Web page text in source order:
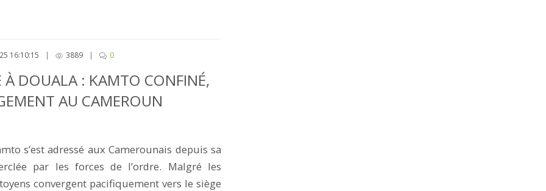
16:10:15 | 3889 | 0
DOUALA : KAMTO CONFINÉ,
AU CAMEROUN
s’est adressé aux Camerounais depuis sa
par les forces de l’ordre. Malgré les
convergent pacifiquement vers le siège